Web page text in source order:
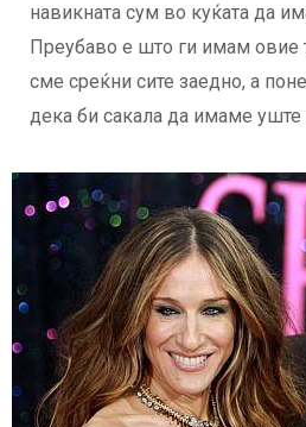
навикната сум во куќата да
Преубаво е што ги имам овие
сме среќни сите заедно, а
дека би сакала да имаме уште